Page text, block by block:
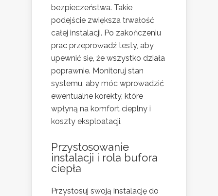
bezpieczeństwa. Takie
podejście zwiększa trwałość
całej instalacji. Po zakończeniu
prac przeprowadź testy, aby
upewnić się, że wszystko działa
poprawnie. Monitoruj stan
systemu, aby móc wprowadzić
ewentualne korekty, które
wpłyną na komfort cieplny i
koszty eksploatacji.
Przystosowanie
instalacji i rola bufora
ciepła
Przystosuj swoją instalację do